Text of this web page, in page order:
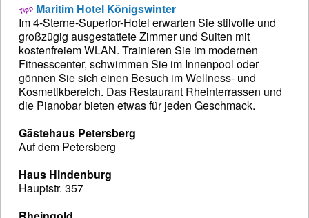
Maritim Hotel Königswinter
Im 4-Sterne-Superior-Hotel erwarten Sie stilvolle und
großzügig ausgestattete Zimmer und Suiten mit
kostenfreiem WLAN. Trainieren Sie im modernen
Fitnesscenter, schwimmen Sie im Innenpool oder
gönnen Sie sich einen Besuch im Wellness- und
Kosmetikbereich. Das Restaurant Rheinterrassen und
die Pianobar bieten etwas für jeden Geschmack.
Gästehaus Petersberg
Auf dem Petersberg
Haus Hindenburg
Hauptstr. 357